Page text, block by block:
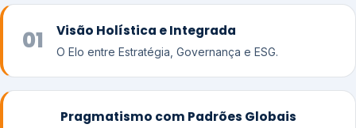
01 Visão Holística e Integrada
O Elo entre Estratégia, Governança e ESG.
Pragmatismo com Padrões Globais